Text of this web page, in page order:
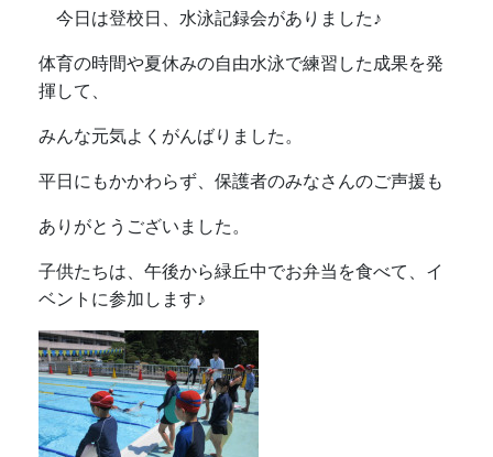
今日は登校日、水泳記録会がありました♪
体育の時間や夏休みの自由水泳で練習した成果を発
揮して、
みんな元気よくがんばりました。
平日にもかかわらず、保護者のみなさんのご声援も
ありがとうございました。
子供たちは、午後から緑丘中でお弁当を食べて、イ
ベントに参加します♪